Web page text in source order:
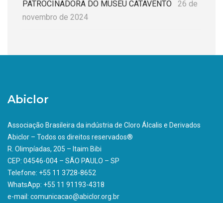
PATROCINADORA DO MUSEU CATAVENTO
26 de
novembro de 2024
Abiclor
Associação Brasileira da indústria de Cloro Álcalis e Derivados
Abiclor – Todos os direitos reservados®
R. Olimpíadas, 205 – Itaim Bibi
CEP: 04546-004 – SÃO PAULO – SP
Telefone: +55 11 3728-8652
WhatsApp: +55 11 91193-4318
e-mail: comunicacao@abiclor.org.br